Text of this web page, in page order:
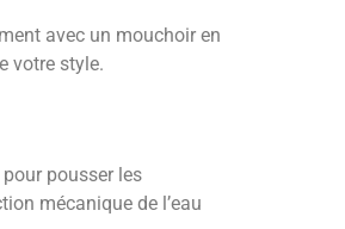
avec un mouchoir en
votre style.
pousser les
mécanique de l’eau